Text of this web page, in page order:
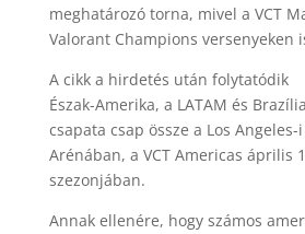
meghatározó torna, mivel a VCT
Valorant Champions versenyeken
A cikk a hirdetés után folytatódik
Észak-Amerika, a LATAM és
csapata csap össze a Los Angeles-
Arénában, a VCT Americas április
szezonjában.
Annak ellenére, hogy számos